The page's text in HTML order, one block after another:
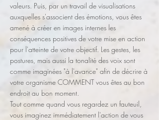
valeurs. Puis, par un travail de visualisations
auxquelles s'associent des émotions, vous êtes
amené à créer en images internes les
conséquences positives de votre mise en action
pour l'atteinte de votre objectif. Les gestes, les
postures, mais aussi la tonalité des voix sont
comme imaginées "à l'avance" afin de décrire à
votre organisme COMMENT vous êtes au bon
endroit au bon moment.
Tout comme quand vous regardez un fauteuil,
vous imaginez immédiatement l'action de vous